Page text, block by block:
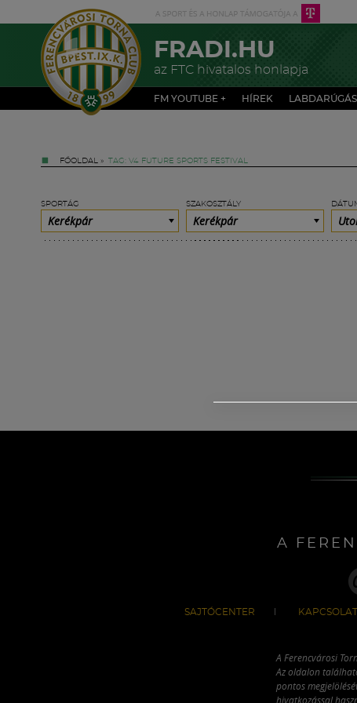
FRADI.HU
az FTC hivatalos honlapja
FM YOUTUBE + HÍREK LABDARÚGÁS
FŐOLDAL » TAG: V4 FUTURE SPORTS FESTIVAL
SPORTÁG
Kerékpár
SZAKOSZTÁLY
Kerékpár
A
SAJTÓCENTER KAPCSOLAT
A Ferencvárosi
Az oldalon
pontos
hivatkozással